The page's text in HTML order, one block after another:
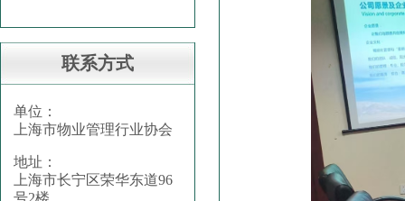
联系方式
单位：
上海市物业管理行业协会
地址：
上海市长宁区荣华东道96
号2楼